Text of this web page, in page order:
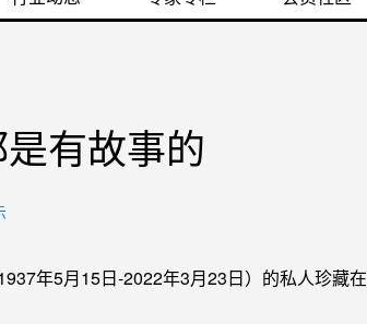
是有故事的
年5月15日-2022年3月23日）的私人珍藏在